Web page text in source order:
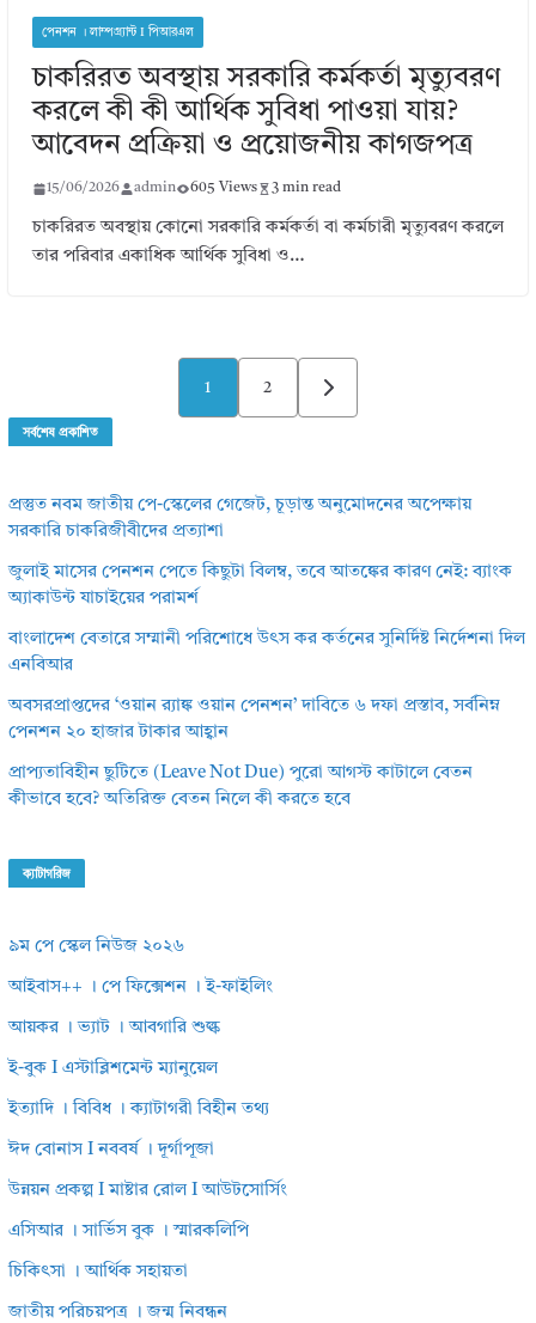
পেনশন । লাম্পগ্র্যান্ট I পিআরএল
চাকরিরত অবস্থায় সরকারি কর্মকর্তা মৃত্যুবরণ
করলে কী কী আর্থিক সুবিধা পাওয়া যায়?
আবেদন প্রক্রিয়া ও প্রয়োজনীয় কাগজপত্র
15/06/2026 admin 605 Views 3 min read
চাকরিরত অবস্থায় কোনো সরকারি কর্মকর্তা বা কর্মচারী মৃত্যুবরণ করলে
তার পরিবার একাধিক আর্থিক সুবিধা ও…
1 2
সর্বশেষ প্রকাশিত
প্রস্তুত নবম জাতীয় পে-স্কেলের গেজেট, চূড়ান্ত অনুমোদনের অপেক্ষায়
সরকারি চাকরিজীবীদের প্রত্যাশা
জুলাই মাসের পেনশন পেতে কিছুটা বিলম্ব, তবে আতঙ্কের কারণ নেই: ব্যাংক
অ্যাকাউন্ট যাচাইয়ের পরামর্শ
বাংলাদেশ বেতারে সম্মানী পরিশোধে উৎস কর কর্তনের সুনির্দিষ্ট নির্দেশনা দিল
এনবিআর
অবসরপ্রাপ্তদের ‘ওয়ান র‌্যাঙ্ক ওয়ান পেনশন’ দাবিতে ৬ দফা প্রস্তাব, সর্বনিম্ন
পেনশন ২০ হাজার টাকার আহ্বান
প্রাপ্যতাবিহীন ছুটিতে (Leave Not Due) পুরো আগস্ট কাটালে বেতন
কীভাবে হবে? অতিরিক্ত বেতন নিলে কী করতে হবে
ক্যাটাগরিজ
৯ম পে স্কেল নিউজ ২০২৬
আইবাস++ । পে ফিক্সেশন । ই-ফাইলিং
আয়কর । ভ্যাট । আবগারি শুল্ক
ই-বুক I এস্টাব্লিশমেন্ট ম্যানুয়েল
ইত্যাদি । বিবিধ । ক্যাটাগরী বিহীন তথ্য
ঈদ বোনাস I নববর্ষ । দূর্গাপূজা
উন্নয়ন প্রকল্প I মাষ্টার রোল I আউটসোর্সিং
এসিআর । সার্ভিস বুক । স্মারকলিপি
চিকিৎসা । আর্থিক সহায়তা
জাতীয় পরিচয়পত্র । জন্ম নিবন্ধন